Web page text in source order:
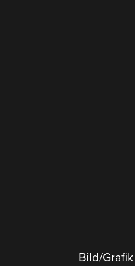
Bild/Grafik